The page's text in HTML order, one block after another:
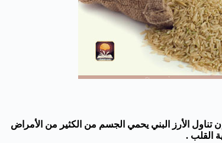
للجسم . لذلك فإن تناول الأرز البني يحمي الجسم من الكثير من الأمراض
القلب .